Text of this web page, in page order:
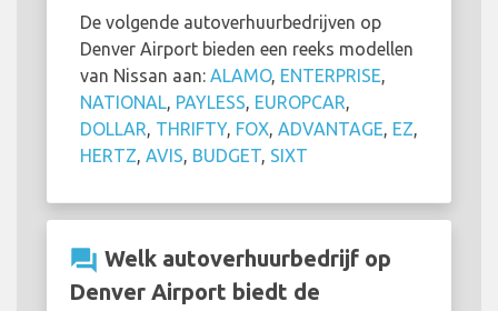
De volgende autoverhuurbedrijven op
Denver Airport bieden een reeks modellen
van Nissan aan: ALAMO, ENTERPRISE,
NATIONAL, PAYLESS, EUROPCAR,
DOLLAR, THRIFTY, FOX, ADVANTAGE, EZ,
HERTZ, AVIS, BUDGET, SIXT
question_answer Welk autoverhuurbedrijf op
Denver Airport biedt de